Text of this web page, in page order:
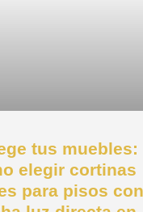
tus muebles:
elegir cortinas
para pisos con